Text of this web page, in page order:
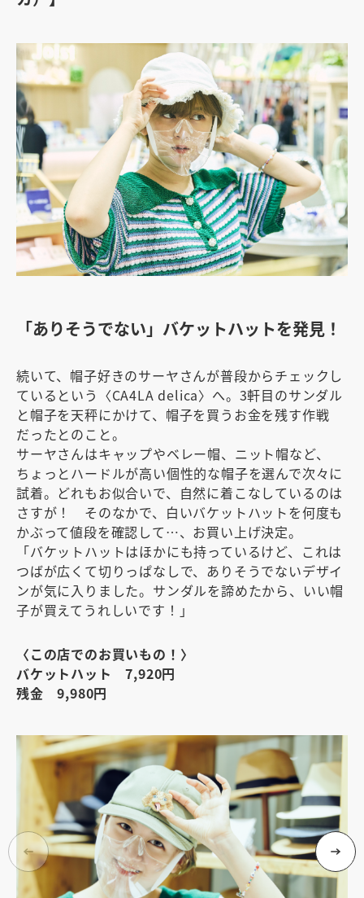
「ありそうでない」バケットハットを発見！
続いて、帽子好きのサーヤさんが普段からチェックし
ているという〈CA4LA delica〉へ。3軒目のサンダル
と帽子を天秤にかけて、帽子を買うお金を残す作戦
だったとのこと。
サーヤさんはキャップやベレー帽、ニット帽など、
ちょっとハードルが高い個性的な帽子を選んで次々に
試着。どれもお似合いで、自然に着こなしているのは
さすが！ そのなかで、白いバケットハットを何度も
かぶって値段を確認して…、お買い上げ決定。
「バケットハットはほかにも持っているけど、これは
つばが広くて切りっぱなしで、ありそうでないデザイ
ンが気に入りました。サンダルを諦めたから、いい帽
子が買えてうれしいです！」
〈この店でのお買いもの！〉
バケットハット 7,920円
残金 9,980円